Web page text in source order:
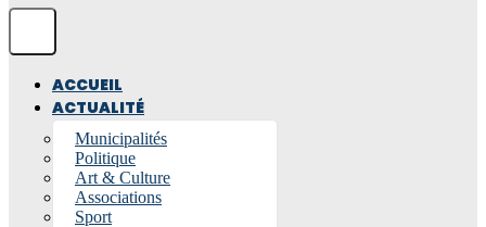
ACCUEIL
ACTUALITÉ
Municipalités
Politique
Art & Culture
Associations
Sport